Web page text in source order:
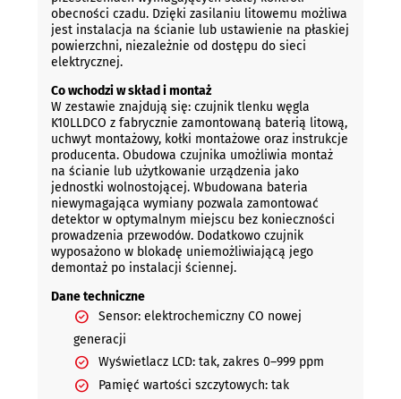
obecności czadu. Dzięki zasilaniu litowemu możliwa
jest instalacja na ścianie lub ustawienie na płaskiej
powierzchni, niezależnie od dostępu do sieci
elektrycznej.
Co wchodzi w skład i montaż
W zestawie znajdują się: czujnik tlenku węgla
K10LLDCO z fabrycznie zamontowaną baterią litową,
uchwyt montażowy, kołki montażowe oraz instrukcje
producenta. Obudowa czujnika umożliwia montaż
na ścianie lub użytkowanie urządzenia jako
jednostki wolnostojącej. Wbudowana bateria
niewymagająca wymiany pozwala zamontować
detektor w optymalnym miejscu bez konieczności
prowadzenia przewodów. Dodatkowo czujnik
wyposażono w blokadę uniemożliwiającą jego
demontaż po instalacji ściennej.
Dane techniczne
Sensor: elektrochemiczny CO nowej
generacji
Wyświetlacz LCD: tak, zakres 0–999 ppm
Pamięć wartości szczytowych: tak